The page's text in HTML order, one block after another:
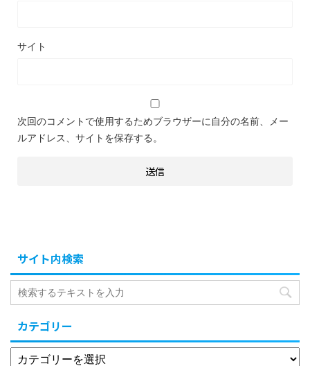
サイト
次回のコメントで使用するためブラウザーに自分の名前、メー
ルアドレス、サイトを保存する。
サイト内検索
カテゴリー